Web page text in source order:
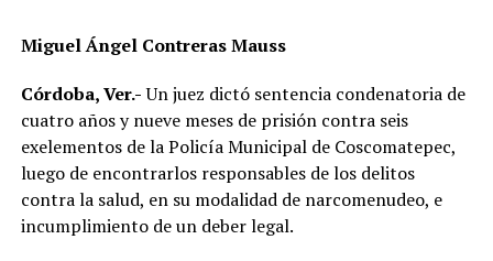
conocimiento del accidente, realizar el peritaje
correspondiente y deslindar responsabilidades.
Las autoridades no descartaron que las condiciones del
clima hayan influido en el percance, ya que durante la
tarde se registraron lluvias que dejaron el pavimento
mojado y con menor adherencia.
Miguel Ángel Contreras Mauss
Córdoba, Ver.-Un juez dictó sentencia condenatoria de
cuatro años y nueve meses de prisión contra seis
exelementos de la Policía Municipal de Coscomatepec,
luego de encontrarlos responsables de los delitos
contra la salud, en su modalidad de narcomenudeo, e
incumplimiento de un deber legal.